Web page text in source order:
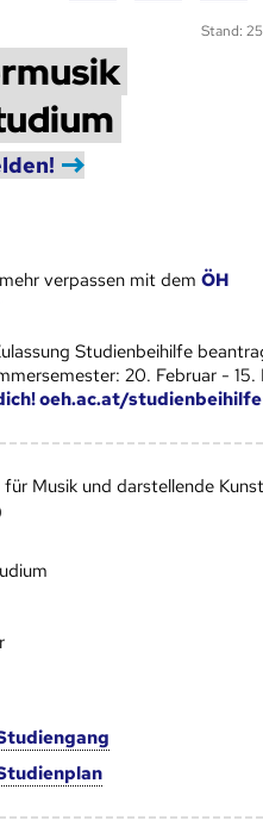
Stand:
verpassen mit demÖH
Studienbeihilfe
20. Februar - 15.
oeh.ac.at/studienbeihilfe
Musik und darstellende